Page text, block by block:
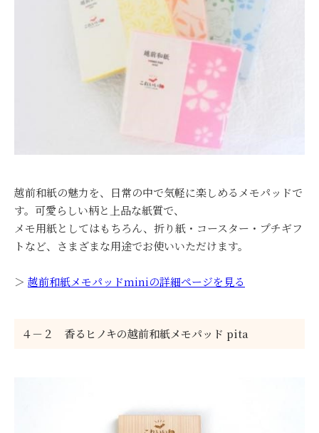
越前和紙の魅力を、日常の中で気軽に楽しめるメモパッドで
す。可愛らしい柄と上品な紙質で、
メモ用紙としてはもちろん、折り紙・コースター・プチギフ
トなど、さまざまな用途でお使いいただけます。
＞ 越前和紙メモパッドminiの詳細ページを見る
４－２ 香るヒノキの越前和紙メモパッド pita